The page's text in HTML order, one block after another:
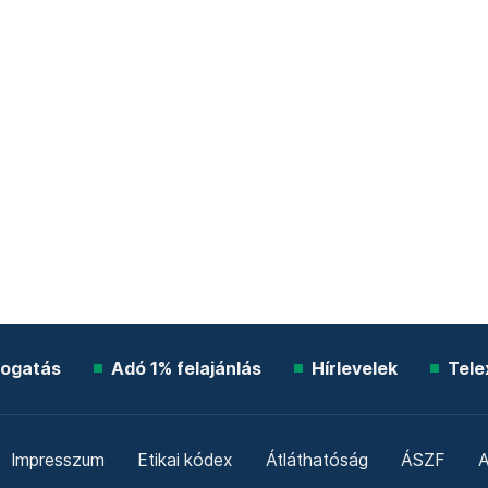
Adó 1% felajánlás Hírlevelek
Impresszum Etikai kódex Átláthatóság ÁSZF